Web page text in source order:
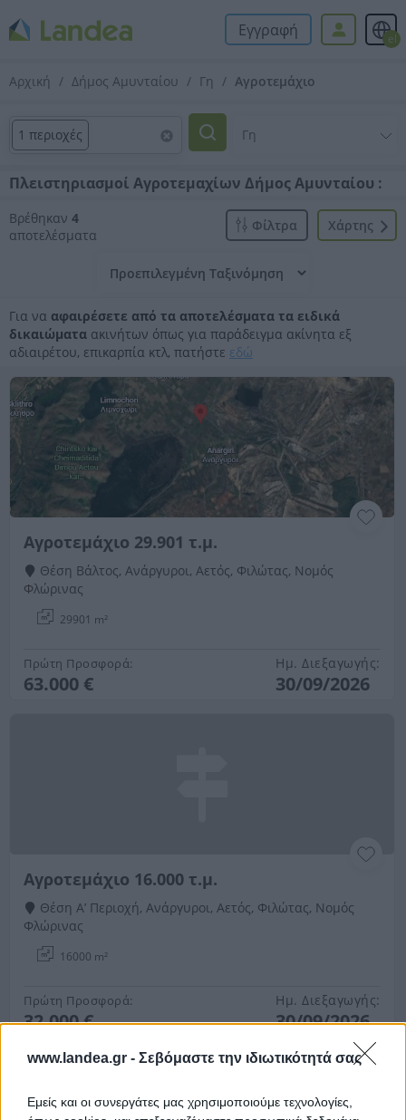
www.landea.gr - Σεβόμαστε την ιδιωτικότητά σας
Εμείς και οι συνεργάτες μας χρησιμοποιούμε τεχνολογίες,
Εγγραφή el
Αρχική Δήμος Αμυνταίου Γη Αγροτεμάχιο
1 περιοχές
Πλειστηριασμοί Αγροτεμαχίων Δήμος Αμυνταίου :
Βρέθηκαν 4
αποτελέσματα
Xάρτης
Φίλτρα
Για να αφαιρέσετε από τα αποτελέσματα τα ειδικά
δικαιώματα ακινήτων όπως για παράδειγμα ακίνητα εξ
αδιαιρέτου, επικαρπία κτλ, πατήστε εδώ
Αγροτεμάχιο 29.901 τ.μ.
Θέση Βάλτος, Ανάργυροι, Αετός, Φιλώτας, Νομός
Φλώρινας
29901 m²
Πρώτη Προσφορά:
63.000 €
Ημ. Διεξαγωγής:
30/09/2026
Αγροτεμάχιο 16.000 τ.μ.
Θέση Α’ Περιοχή, Ανάργυροι, Αετός, Φιλώτας, Νομός
Φλώρινας
16000 m²
Πρώτη Προσφορά:
32.000 €
Ημ. Διεξαγωγής:
30/09/2026